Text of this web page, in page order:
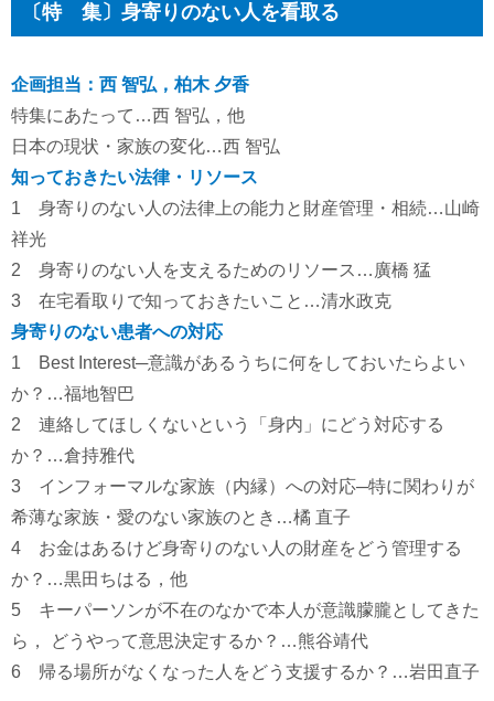
〔特 集〕 身寄りのない人を看取る
企画担当：西 智弘，柏木 夕香
特集にあたって…西 智弘，他
日本の現状・家族の変化…西 智弘
知っておきたい法律・リソース
1 身寄りのない人の法律上の能力と財産管理・相続…山崎
祥光
2 身寄りのない人を支えるためのリソース…廣橋 猛
3 在宅看取りで知っておきたいこと…清水政克
身寄りのない患者への対応
1 Best Interest─意識があるうちに何をしておいたらよい
か？…福地智巴
2 連絡してほしくないという「身内」にどう対応する
か？…倉持雅代
3 インフォーマルな家族（内縁）への対応─特に関わりが
希薄な家族・愛のない家族のとき…橘 直子
4 お金はあるけど身寄りのない人の財産をどう管理する
か？…黒田ちはる，他
5 キーパーソンが不在のなかで本人が意識朦朧としてきた
ら， どうやって意思決定するか？…熊谷靖代
6 帰る場所がなくなった人をどう支援するか？…岩田直子